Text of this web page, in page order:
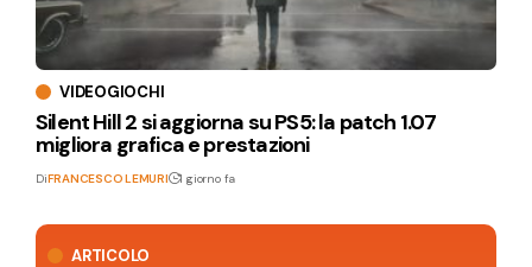
ARTICOLO
VIDEOGIOCHI
Silent Hill 2 si aggiorna su PS5: la patch 1.07
migliora grafica e prestazioni
DiFRANCESCO LEMURI 1 giorno fa